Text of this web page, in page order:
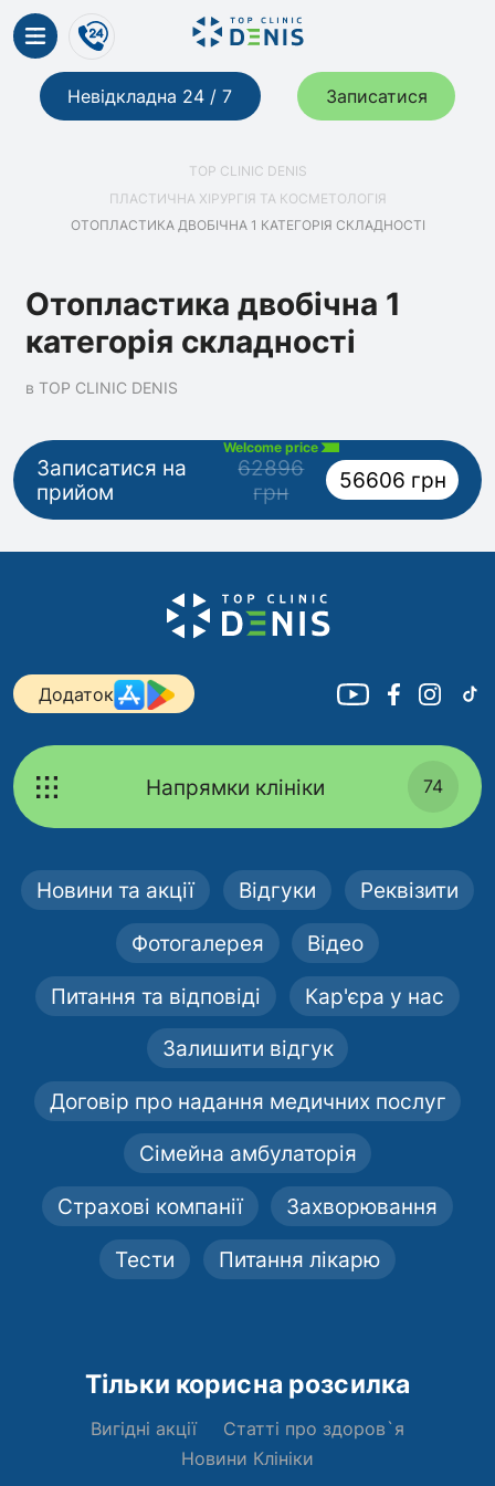
Невідкладна 24 / 7 Записатися
TOP CLINIC DENIS
ПЛАСТИЧНА ХІРУРГІЯ ТА КОСМЕТОЛОГІЯ
ОТОПЛАСТИКА ДВОБІЧНА 1 КАТЕГОРІЯ СКЛАДНОСТІ
Отопластика двобічна 1
категорія складності
в TOP CLINIC DENIS
Записатися на
прийом
Welcome price
62896
грн
56606 грн
Додаток
Напрямки клініки 74
Новини та акції Відгуки Реквізити
Фотогалерея Відео
Питання та відповіді Кар'єра у нас
Залишити відгук
Договір про надання медичних послуг
Сімейна амбулаторія
Страхові компанії Захворювання
Тести Питання лікарю
Тільки корисна розсилка
Вигідні акції
Статті про здоров`я
Новини Клініки